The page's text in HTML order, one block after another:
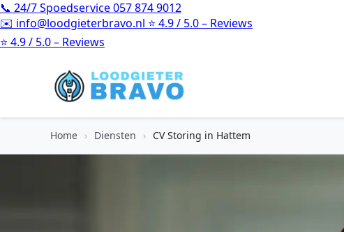
📞 24/7 Spoedservice057 874 9012
✉️ info@loodgieterbravo.nl ⭐ 4.9 / 5.0 – Reviews
⭐ 4.9 / 5.0 – Reviews
Home › Diensten › CV Storing in Hattem